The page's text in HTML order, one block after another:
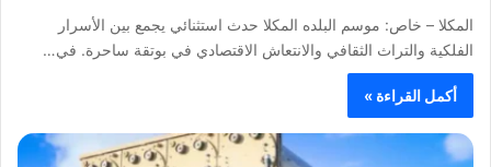
المكلا – خاص: موسم البلده المكلا حدث استثنائي يجمع بين الأسرار
الفلكية والتراث الثقافي والانتعاش الاقتصادي في بوتقة ساحرة. في…
أكمل القراءة »